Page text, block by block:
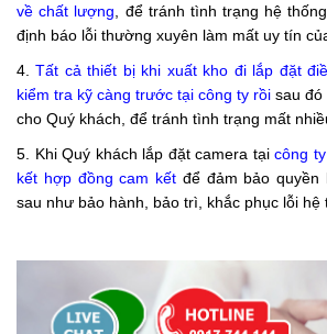
về chất lượng , để tránh tình trạng hệ
định báo lỗi thường xuyên làm mất uy tín
4.Tất cả thiết bị khi xuất kho đi lắp đặt
kiểm tra kỹ càng trước tại công ty rồi sau đó
cho Quý khách, để tránh tình trạng mất
5. Khi Quý khách lắp đặt camera tạicông
kết hợp đồngcam kết để đảm bảo quyền
sau như bảo hành, bảo trì, khắc phục lỗi hệ